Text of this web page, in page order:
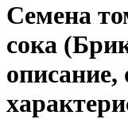
Семена
сока